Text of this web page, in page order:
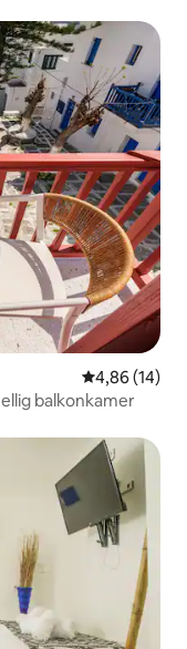
Gemiddelde
4,86 (14)
balkonkamer